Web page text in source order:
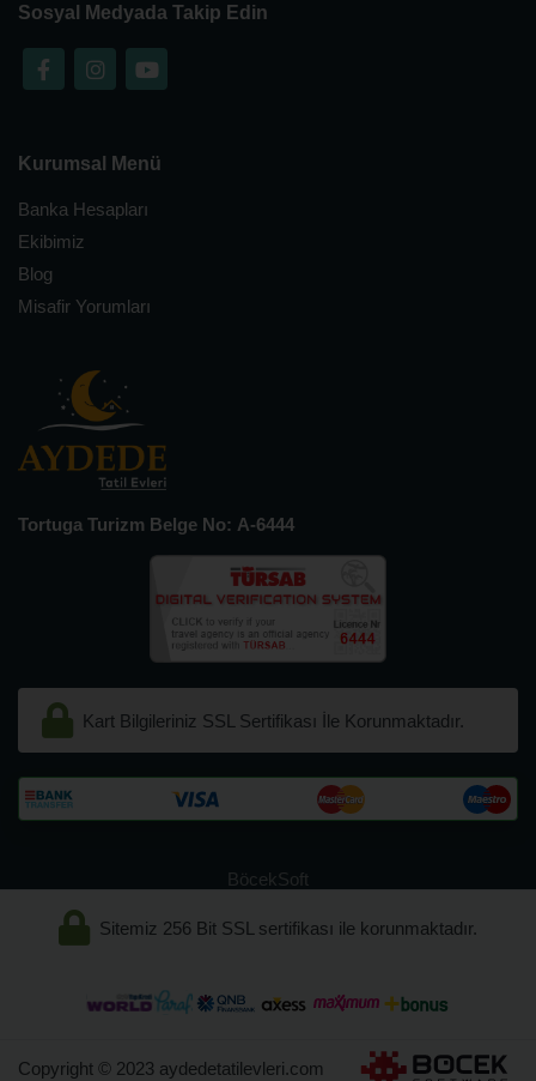
Sosyal Medyada Takip Edin
Kurumsal Menü
Banka Hesapları
Ekibimiz
Blog
Misafir Yorumları
Tortuga Turizm Belge No: A-6444
Kart Bilgileriniz SSL Sertifikası İle Korunmaktadır.
BöcekSoft
Sitemiz 256 Bit SSL sertifikası ile korunmaktadır.
Copyright © 2023 aydedetatilevleri.com